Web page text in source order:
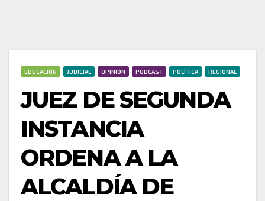
EDUCACIÓN JUDICIAL OPINIÓN PODCAST POLÍTICA REGIONAL
JUEZ DE SEGUNDA
INSTANCIA
ORDENA A LA
ALCALDÍA DE